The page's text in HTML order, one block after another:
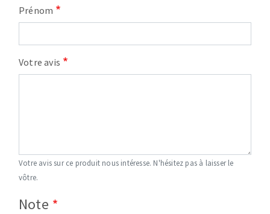
Prénom
Votre avis
Votre avis sur ce produit nous intéresse. N'hésitez pas à laisser le
vôtre.
Note